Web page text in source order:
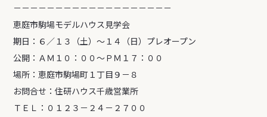
－－－－－－－－－－－－－－－－－－－
恵庭市駒場モデルハウス見学会
期日：６／１３（土）～１４（日）プレオープン
公開：ＡＭ１０：００～ＰＭ１７：００
場所：恵庭市駒場町１丁目９－８
お問合せ：住研ハウス千歳営業所
ＴＥＬ：０１２３－２４－２７００